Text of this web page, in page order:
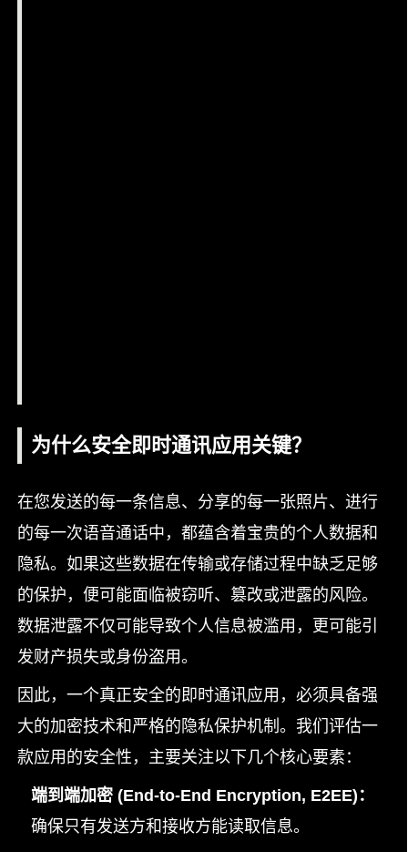
为什么安全即时通讯应用关键？
在您发送的每一条信息、分享的每一张照片、进行
的每一次语音通话中，都蕴含着宝贵的个人数据和
隐私。如果这些数据在传输或存储过程中缺乏足够
的保护，便可能面临被窃听、篡改或泄露的风险。
数据泄露不仅可能导致个人信息被滥用，更可能引
发财产损失或身份盗用。
因此，一个真正安全的即时通讯应用，必须具备强
大的加密技术和严格的隐私保护机制。我们评估一
款应用的安全性，主要关注以下几个核心要素：
端到端加密 (End-to-End Encryption, E2EE)：
确保只有发送方和接收方能读取信息。